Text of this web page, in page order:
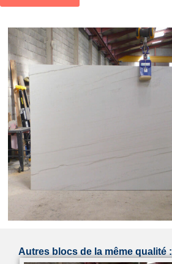
Autres blocs de la même qualité :